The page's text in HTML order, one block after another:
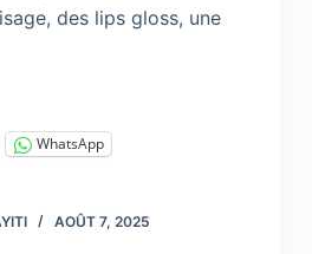
des lips gloss, une
WhatsApp
AOÛT 7, 2025